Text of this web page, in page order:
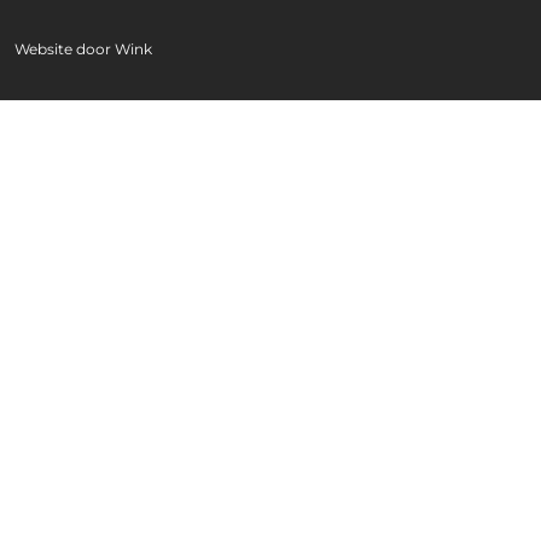
Website door Wink